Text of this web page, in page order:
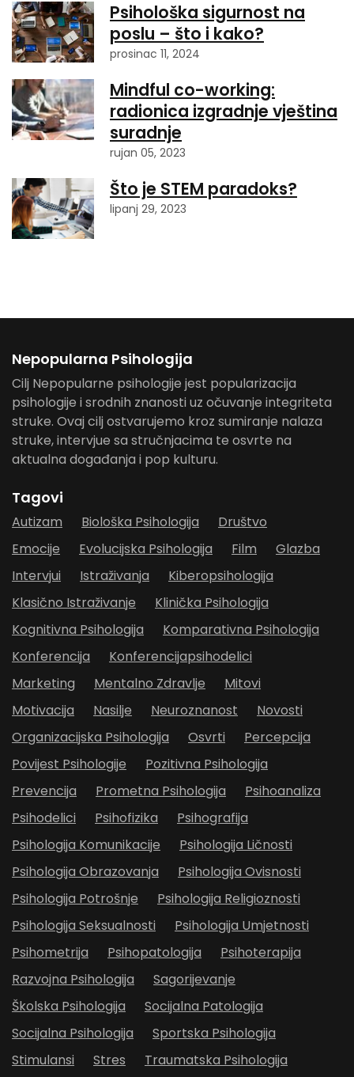
Psihološka sigurnost na
poslu – što i kako?
prosinac 11, 2024
Mindful co-working:
radionica izgradnje vještina
suradnje
rujan 05, 2023
Što je STEM paradoks?
lipanj 29, 2023
Nepopularna Psihologija
Cilj Nepopularne psihologije jest popularizacija
psihologije i srodnih znanosti uz očuvanje integriteta
struke. Ovaj cilj ostvarujemo kroz sumiranje nalaza
struke, intervjue sa stručnjacima te osvrte na
aktualna događanja i pop kulturu.
Tagovi
Autizam Biološka Psihologija
Društvo
Emocije
Evolucijska Psihologija Film
Glazba
Intervjui
Istraživanja
Kiberopsihologija
Klasično Istraživanje
Klinička Psihologija
Kognitivna Psihologija
Komparativna Psihologija
Konferencija
Konferencijapsihodelici
Marketing
Mentalno Zdravlje
Mitovi
Motivacija
Nasilje Neuroznanost
Novosti
Organizacijska Psihologija
Osvrti
Percepcija
Povijest Psihologije
Pozitivna Psihologija
Prevencija
Prometna Psihologija
Psihoanaliza
Psihodelici
Psihofizika
Psihografija
Psihologija Komunikacije
Psihologija Ličnosti
Psihologija Obrazovanja
Psihologija Ovisnosti
Psihologija Potrošnje
Psihologija Religioznosti
Psihologija Seksualnosti
Psihologija Umjetnosti
Psihometrija
Psihopatologija
Psihoterapija
Razvojna Psihologija
Sagorijevanje
Školska Psihologija
Socijalna Patologija
Socijalna Psihologija
Sportska Psihologija
Stimulansi
Stres Traumatska Psihologija